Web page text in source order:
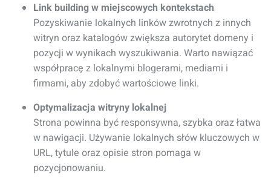
Link building w miejscowych kontekstach
Pozyskiwanie lokalnych linków zwrotnych z innych
witryn oraz katalogów zwiększa autorytet domeny i
pozycji w wynikach wyszukiwania. Warto nawiązać
współpracę z lokalnymi blogerami, mediami i
firmami, aby zdobyć wartościowe linki.
Optymalizacja witryny lokalnej
Strona powinna być responsywna, szybka oraz łatwa
w nawigacji. Używanie lokalnych słów kluczowych w
URL, tytule oraz opisie stron pomaga w
pozycjonowaniu.